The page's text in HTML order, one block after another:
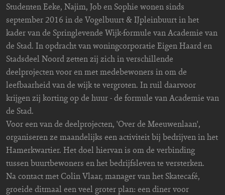
Studenten Eeke, Najim, Job en Sophie wonen sinds
september 2016 in de Vogelbuurt & IJpleinbuurt in het
kader van de Springlevende Wijk-formule van Academie van
de Stad. In opdracht van woningcorporatie Eigen Haard en
Stadsdeel Noord zetten zij zich in verschillende
deelprojecten voor en met medebewoners in om de
leefbaarheid van de wijk te vergroten. In ruil daarvoor
krijgen zij korting op de huur - de formule van Academie van
de Stad.
Voor een van de deelprojecten, 'Over de Meeuwenlaan',
organiseren ze maandelijks een activiteit bij bedrijven in het
Hamerkwartier. Het doel hiervan is om de verbinding
tussen buurtbewoners en het bedrijfsleven te versterken.
Na contact met Colin Vlaar, manager van het Skatecafé,
groeide ditmaal een veel groter plan: een diner voor